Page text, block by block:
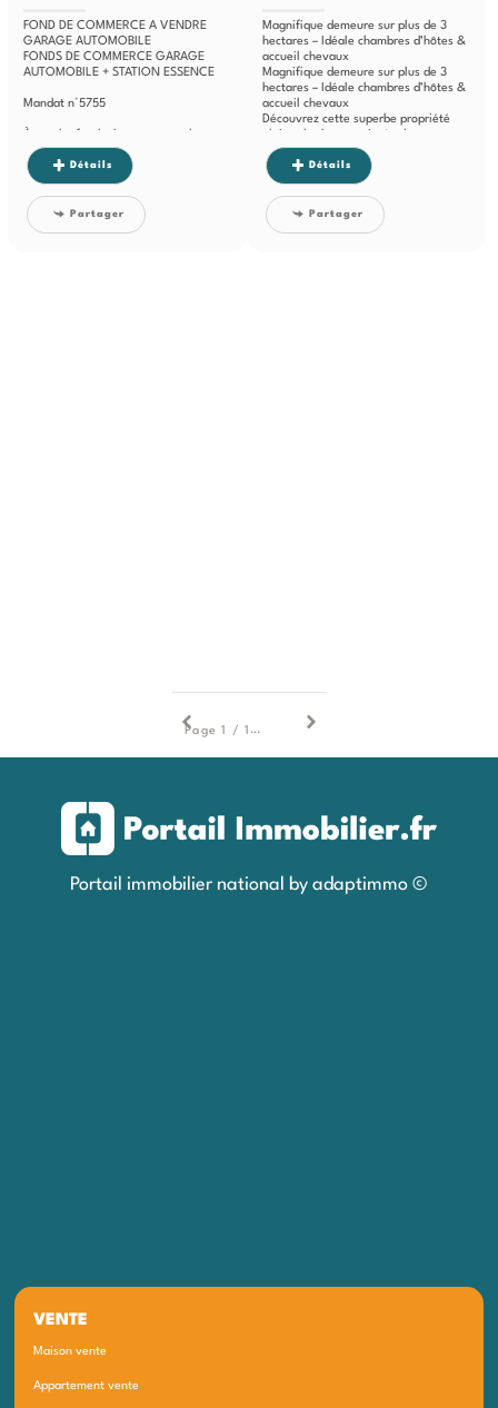
FOND DE COMMERCE A VENDRE
GARAGE AUTOMOBILE
FONDS DE COMMERCE GARAGE
AUTOMOBILE + STATION ESSENCE
Mandat n°5755
garage automobile mécanique à
Chaussin (JURA)...
Détails
Partager
Magnifique demeure sur plus de 3
hectares – Idéale chambres d’hôtes &
accueil chevaux
Magnifique demeure sur plus de 3
hectares – Idéale chambres d’hôtes &
accueil chevaux
Découvrez cette superbe propriété
Détails
Partager
Page 1 / 1 1
Portail immobilier national by adaptimmo ©
VENTE
Maison vente
Appartement vente